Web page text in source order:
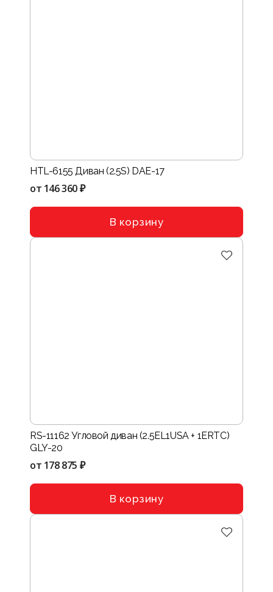
HTL-6155 Диван (2.5S) DAE-17
от 146 360 ₽
В корзину
RS-11162 Угловой диван (2.5EL1USA + 1ERTC)
GLY-20
от 178 875 ₽
В корзину